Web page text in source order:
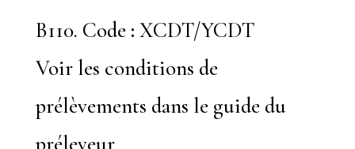
B110. Code : XCDT/YCDT
Voir les conditions de
prélèvements dans le guide du